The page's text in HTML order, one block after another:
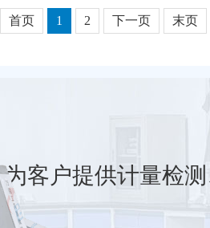
首页 1 2 下一页 末页
为客户提供计量检测